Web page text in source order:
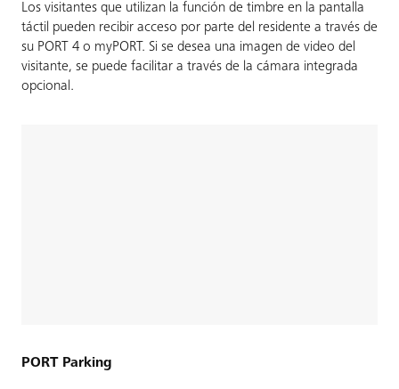
Los visitantes que utilizan la función de timbre en la pantalla
táctil pueden recibir acceso por parte del residente a través de
su PORT 4 o myPORT. Si se desea una imagen de video del
visitante, se puede facilitar a través de la cámara integrada
opcional.
PORT Parking